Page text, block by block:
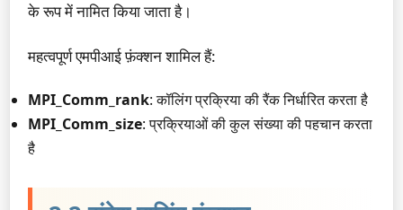
के रूप में नामित किया जाता है।
महत्वपूर्ण एमपीआई फ़ंक्शन शामिल हैं:
MPI_Comm_rank: कॉलिंग प्रक्रिया की रैंक निर्धारित करता है
MPI_Comm_size: प्रक्रियाओं की कुल संख्या की पहचान करता
है